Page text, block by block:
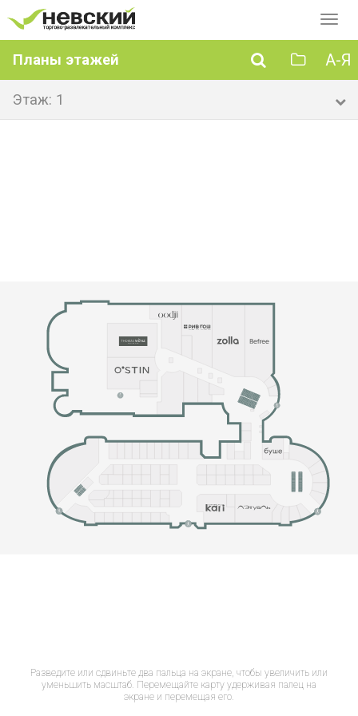
Планы этажей А-Я
Этаж: 1
Разведите или сдвиньте два пальца на экране, чтобы увеличить или
уменьшить масштаб. Перемещайте карту удерживая палец на
экране и перемещая его.